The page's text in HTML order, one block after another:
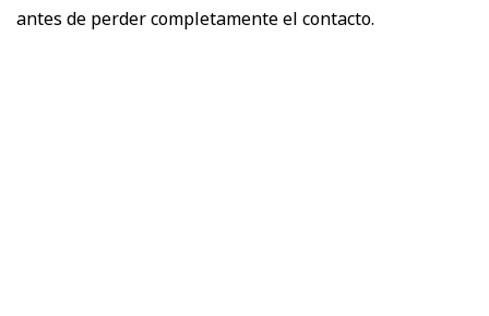
antes de perder completamente el contacto.